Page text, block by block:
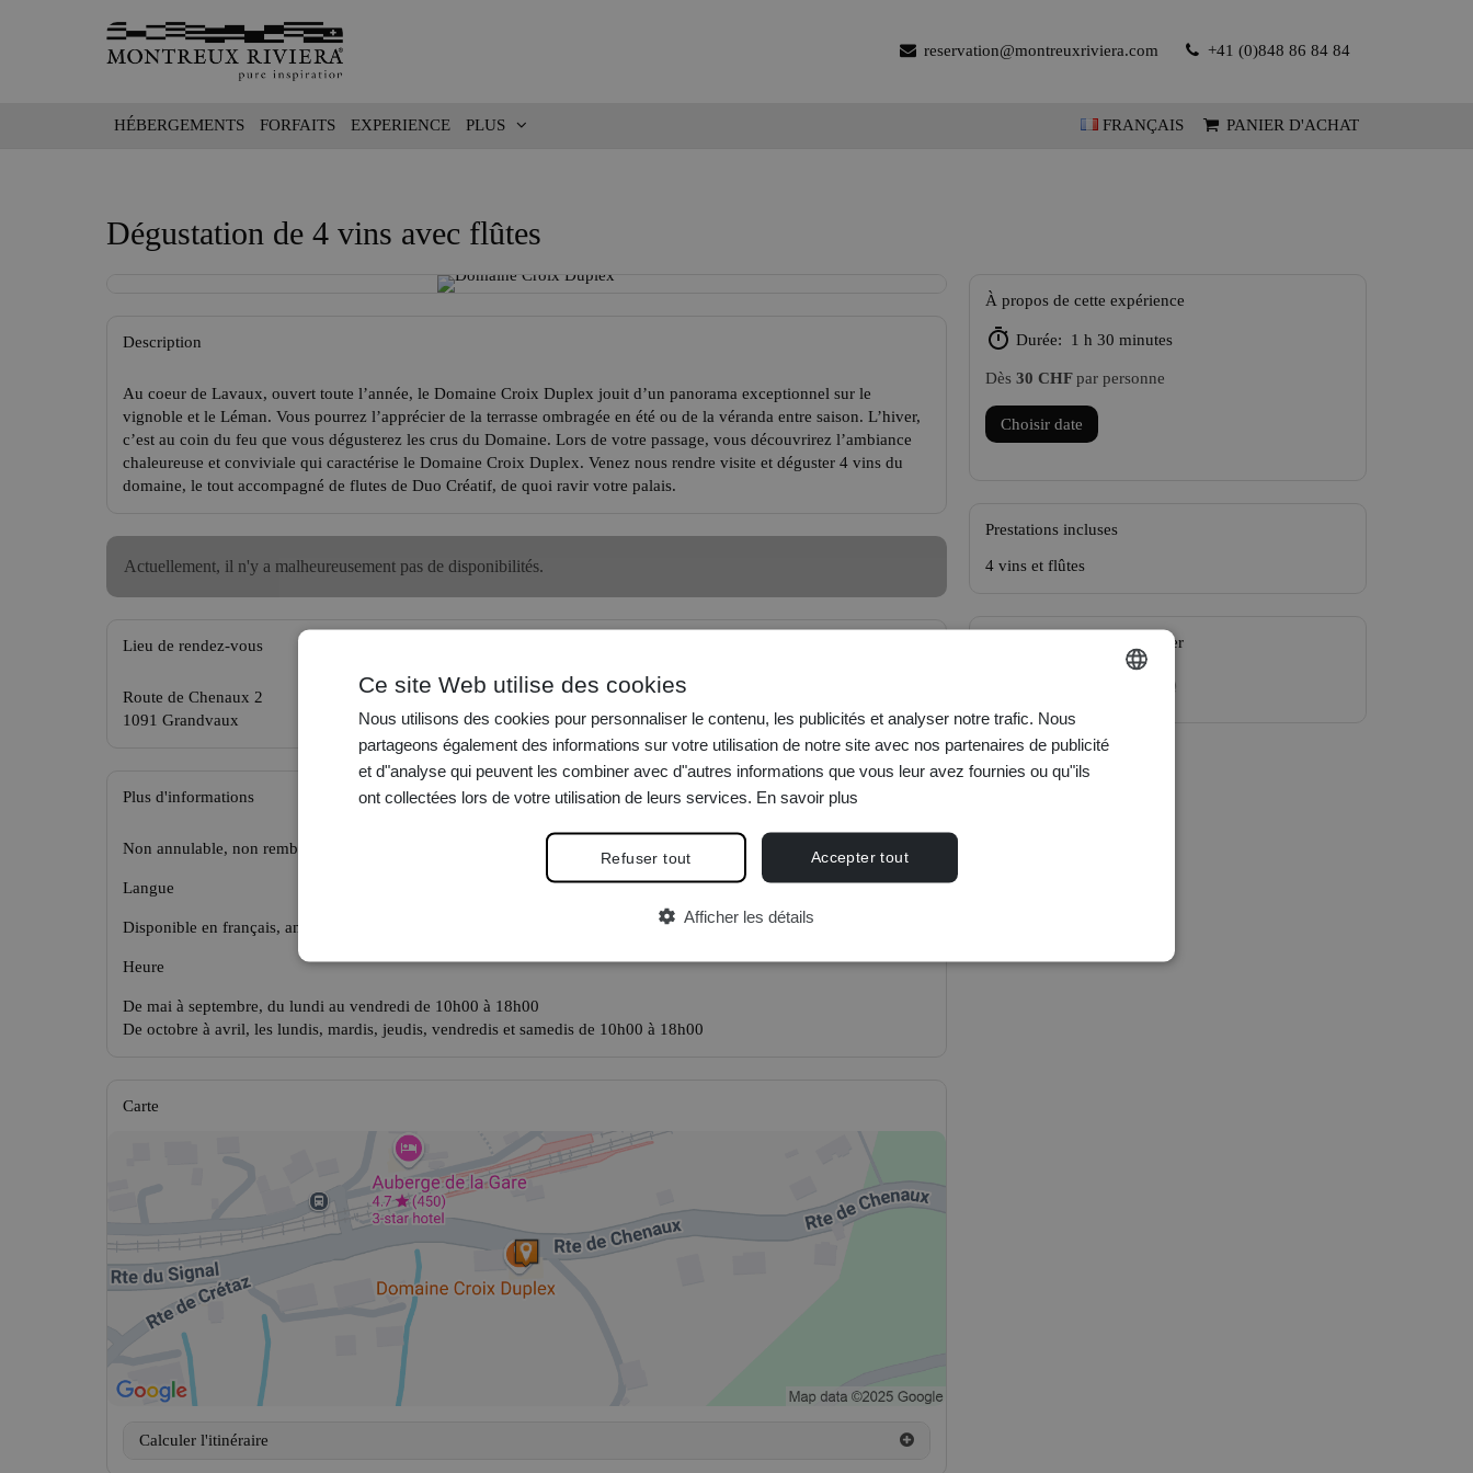
reservation@montreuxriviera.com +41 (0)848 86 84 84
FRANÇAIS PANIER D'ACHAT
HÉBERGEMENTS FORFAITS EXPERIENCE PLUS
Dégustation de 4 vins avec flûtes
Description
Au coeur de Lavaux, ouvert toute l’année, le Domaine Croix Duplex jouit d’un panorama exceptionnel sur le
vignoble et le Léman. Vous pourrez l’apprécier de la terrasse ombragée en été ou de la véranda entre saison. L’hiver,
c’est au coin du feu que vous dégusterez les crus du Domaine. Lors de votre passage, vous découvrirez l’ambiance
chaleureuse et conviviale qui caractérise le Domaine Croix Duplex. Venez nous rendre visite et déguster 4 vins du
domaine, le tout accompagné de flutes de Duo Créatif, de quoi ravir votre palais.
Actuellement, il n'y a malheureusement pas de disponibilités.
Lieu de rendez-vous
Route de Chenaux 2
1091 Grandvaux
Plus d'informations
Non annulable, non remboursable, non modifiable.
Langue
Disponible en français, anglais, allemand
Heure
De mai à septembre, du lundi au vendredi de 10h00 à 18h00
De octobre à avril, les lundis, mardis, jeudis, vendredis et samedis de 10h00 à 18h00
Carte
Calculer l'itinéraire
À propos de cette expérience
Durée: 1 h 30 minutes
Dès 30 CHF par personne
Choisir date
Prestations incluses
4 vins et flûtes
Pourrait aussi vous intéresser
ENGLISH
FRANÇAIS
Ce site Web utilise des cookies
Nous utilisons des cookies pour personnaliser le contenu, les publicités et analyser notre trafic. Nous
partageons également des informations sur votre utilisation de notre site avec nos partenaires de publicité
et d"analyse qui peuvent les combiner avec d"autres informations que vous leur avez fournies ou qu"ils
ont collectées lors de votre utilisation de leurs services. En savoir plus
Accepter tout
Refuser tout
Afficher les détails